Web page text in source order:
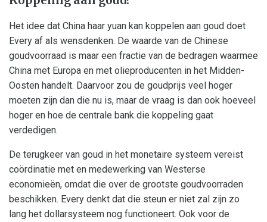
Het idee dat China haar yuan kan koppelen aan goud doet
Every af als wensdenken. De waarde van de Chinese
goudvoorraad is maar een fractie van de bedragen waarmee
China met Europa en met olieproducenten in het Midden-
Oosten handelt. Daarvoor zou de goudprijs veel hoger
moeten zijn dan die nu is, maar de vraag is dan ook hoeveel
hoger en hoe de centrale bank die koppeling gaat
verdedigen.
De terugkeer van goud in het monetaire systeem vereist
coördinatie met en medewerking van Westerse
economieën, omdat die over de grootste goudvoorraden
beschikken. Every denkt dat die steun er niet zal zijn zo
lang het dollarsysteem nog functioneert. Ook voor de